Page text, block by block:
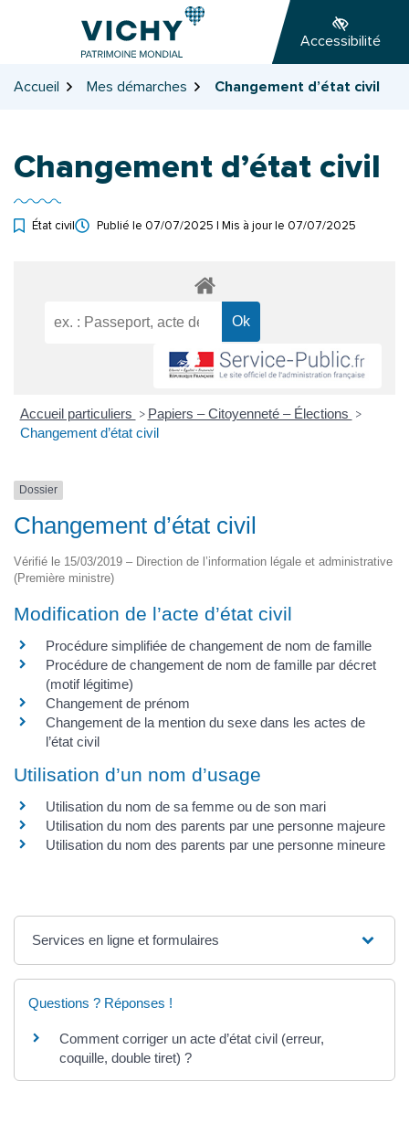
page
Accessibilité
Accueil Mes démarches Changement d’état civil
Changement d’état civil
État civil Publié le 07/07/2025 | Mis à jour le 07/07/2025
Accueil particuliers > Papiers – Citoyenneté – Élections >
Changement d’état civil
Dossier
Changement d’état civil
Vérifié le 15/03/2019 – Direction de l’information légale et administrative
(Première ministre)
Modification de l’acte d’état civil
Procédure simplifiée de changement de nom de famille
Procédure de changement de nom de famille par décret
(motif légitime)
Changement de prénom
Changement de la mention du sexe dans les actes de
l’état civil
Utilisation d’un nom d’usage
Utilisation du nom de sa femme ou de son mari
Utilisation du nom des parents par une personne majeure
Utilisation du nom des parents par une personne mineure
Services en ligne et formulaires
Questions ? Réponses !
Comment corriger un acte d’état civil (erreur,
coquille, double tiret) ?